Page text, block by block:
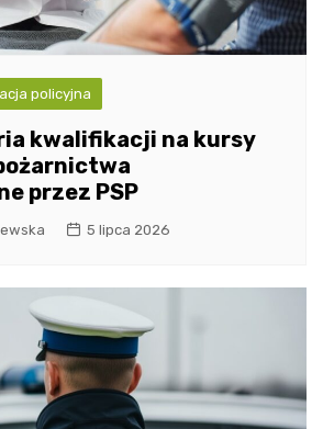
policyjna
kwalifikacji na kursy
przez PSP
5 lipca 2026